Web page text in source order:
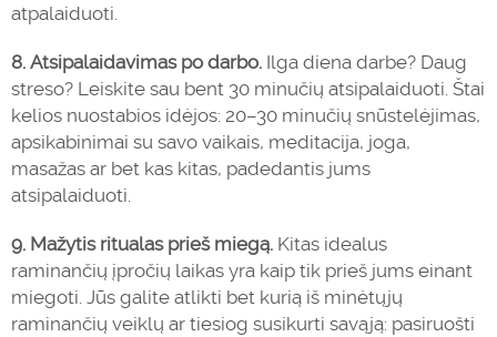
atpalaiduoti.
8. Atsipalaidavimas po darbo. Ilga diena darbe? Daug
streso? Leiskite sau bent 30 minučių atsipalaiduoti. Štai
kelios nuostabios idėjos: 20–30 minučių snūstelėjimas,
apsikabinimai su savo vaikais, meditacija, joga,
masažas ar bet kas kitas, padedantis jums
atsipalaiduoti.
9. Mažytis ritualas prieš miegą. Kitas idealus
raminančių įpročių laikas yra kaip tik prieš jums einant
miegoti. Jūs galite atlikti bet kurią iš minėtųjų
raminančių veiklų ar tiesiog susikurti savąją: pasiruošti